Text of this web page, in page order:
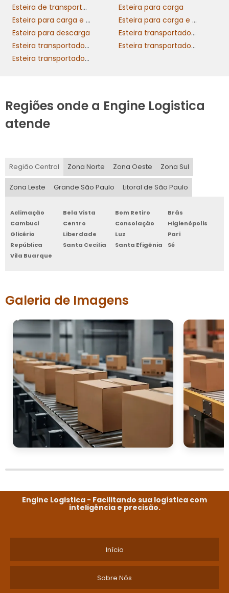
Esteira de transporte de carga
Esteira para carga
Esteira para carga e descarga
Esteira para carga e descarga de caminhão
Esteira para descarga
Esteira transportadora de aço inox
Esteira transportadora de corrente
Esteira transportadora de caixas
Esteira transportadora de caneca
Regiões onde a Engine Logistica
atende
Região Central Zona Norte Zona Oeste Zona Sul
Zona Leste Grande São Paulo Litoral de São Paulo
Aclimação Bela Vista Bom Retiro
Brás
Cambuci
Centro Consolação
Higienópolis
Glicério
Liberdade Luz
Pari
República
Santa Cecília Santa Efigênia
Sé
Vila Buarque
Galeria de Imagens
Engine Logistica - Facilitando sua logística com
inteligência e precisão.
Início
Sobre Nós